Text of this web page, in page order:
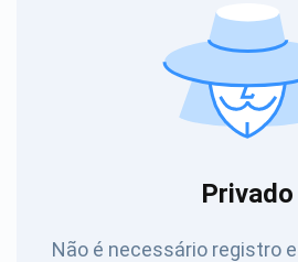
Privado
Não é necessário registro